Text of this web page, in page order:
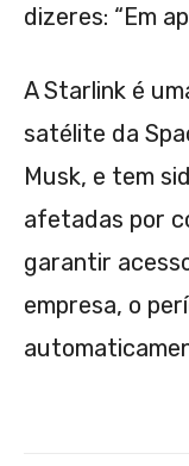
dizeres: “Em
A Starlink é
satélite da
Musk, e tem
afetadas por
garantir
empresa, o